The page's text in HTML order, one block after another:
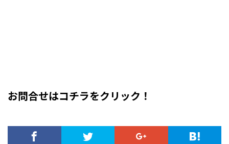
お問合せはコチラをクリック！